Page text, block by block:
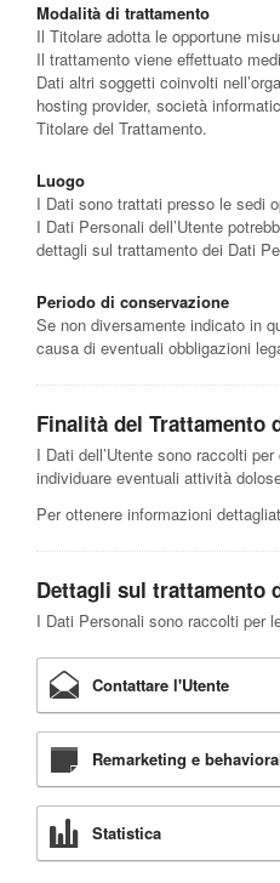
Modalità di trattamento
Il Titolare adotta le opportune
Il trattamento viene effettuato
Dati altri soggetti coinvolti
hosting provider, società
Titolare del Trattamento.
Luogo
I Dati sono trattati presso le sedi
I Dati Personali dell’Utente
dettagli sul trattamento dei Dati
Periodo di conservazione
Se non diversamente indicato in
causa di eventuali obbligazioni
Finalità del Trattamento
I Dati dell’Utente sono raccolti
individuare eventuali attività
Per ottenere informazioni
Dettagli sul trattamento
I Dati Personali sono raccolti per
Contattare l'Utente
Remarketing e
Statistica